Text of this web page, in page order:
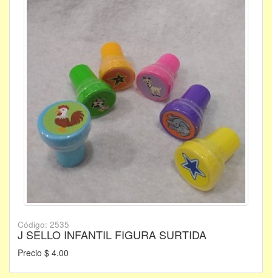
Código: 2535
J SELLO INFANTIL FIGURA SURTIDA
Precio $ 4.00